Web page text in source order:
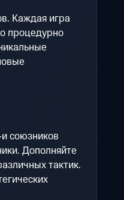
Каждая игра
процедурно
союзников
Дополняйте
тактик.